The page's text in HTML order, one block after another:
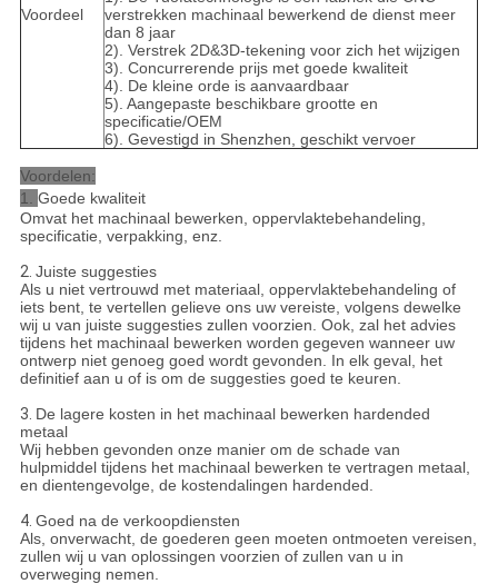
Voordeel
verstrekken machinaal bewerkend de dienst meer
dan 8 jaar
2). Verstrek 2D&3D-tekening voor zich het wijzigen
3). Concurrerende prijs met goede kwaliteit
4). De kleine orde is aanvaardbaar
5). Aangepaste beschikbare grootte en
specificatie/OEM
6). Gevestigd in Shenzhen, geschikt vervoer
Voordelen:
1. Goede kwaliteit
Omvat het machinaal bewerken, oppervlaktebehandeling,
specificatie, verpakking, enz.
2. Juiste suggesties
Als u niet vertrouwd met materiaal, oppervlaktebehandeling of
iets bent, te vertellen gelieve ons uw vereiste, volgens dewelke
wij u van juiste suggesties zullen voorzien. Ook, zal het advies
tijdens het machinaal bewerken worden gegeven wanneer uw
ontwerp niet genoeg goed wordt gevonden. In elk geval, het
definitief aan u of is om de suggesties goed te keuren.
3. De lagere kosten in het machinaal bewerken hardended
metaal
Wij hebben gevonden onze manier om de schade van
hulpmiddel tijdens het machinaal bewerken te vertragen metaal,
en dientengevolge, de kostendalingen hardended.
4. Goed na de verkoopdiensten
Als, onverwacht, de goederen geen moeten ontmoeten vereisen,
zullen wij u van oplossingen voorzien of zullen van u in
overweging nemen.